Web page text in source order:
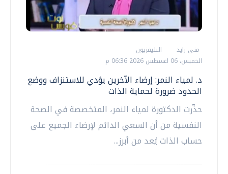
منى زايد
التليفزيون
الخميس، 06 اغسطس 2026 06:36 م
د. لمياء النمر: إرضاء الآخرين يؤدي للاستنزاف ووضع
الحدود ضرورة لحماية الذات
حذّرت الدكتورة لمياء النمر، المتخصصة في الصحة
النفسية من أن السعي الدائم لإرضاء الجميع على
حساب الذات يُعد من أبرز...